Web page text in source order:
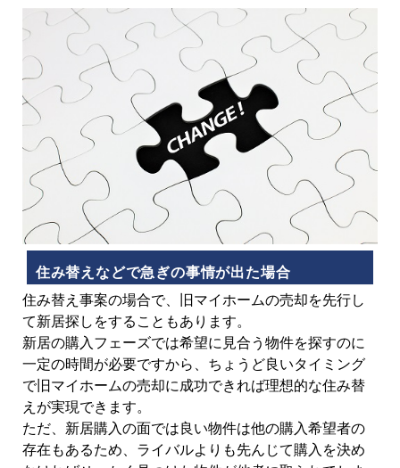
住み替えなどで急ぎの事情が出た場合
住み替え事案の場合で、旧マイホームの売却を先行し
て新居探しをすることもあります。
新居の購入フェーズでは希望に見合う物件を探すのに
一定の時間が必要ですから、ちょうど良いタイミング
で旧マイホームの売却に成功できれば理想的な住み替
えが実現できます。
ただ、新居購入の面では良い物件は他の購入希望者の
存在もあるため、ライバルよりも先んじて購入を決め